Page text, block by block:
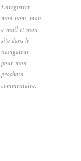
Enregistrer
mon nom, mon
e-mail et mon
site dans le
navigateur
pour mon
prochain
commentaire.